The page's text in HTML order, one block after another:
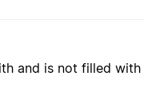
and is not filled